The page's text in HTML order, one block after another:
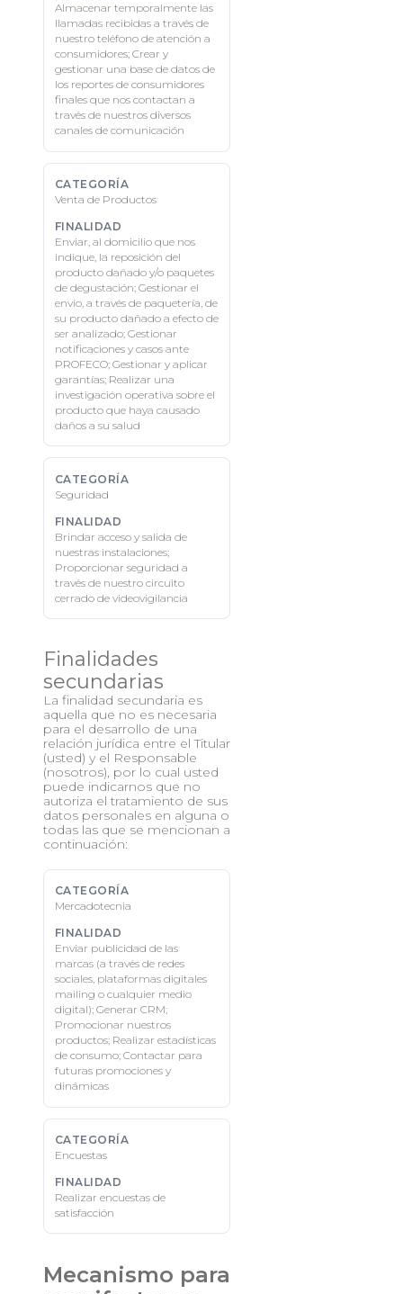
Almacenar temporalmente las
llamadas recibidas a través de
nuestro teléfono de atención a
consumidores; Crear y
gestionar una base de datos de
los reportes de consumidores
finales que nos contactan a
través de nuestros diversos
canales de comunicación
Venta de Productos
Enviar, al domicilio que nos
indique, la reposición del
producto dañado y/o paquetes
de degustación; Gestionar el
envío, a través de paquetería, de
su producto dañado a efecto de
ser analizado; Gestionar
notificaciones y casos ante
PROFECO; Gestionar y aplicar
garantías; Realizar una
investigación operativa sobre el
producto que haya causado
daños a su salud
Seguridad
Brindar acceso y salida de
nuestras instalaciones;
Proporcionar seguridad a
través de nuestro circuito
cerrado de videovigilancia
Finalidades
secundarias
La finalidad secundaria es
aquella que no es necesaria
para el desarrollo de una
relación jurídica entre el Titular
(usted) y el Responsable
(nosotros), por lo cual usted
puede indicarnos que no
autoriza el tratamiento de sus
datos personales en alguna o
todas las que se mencionan a
continuación:
Mercadotecnia
Enviar publicidad de las
marcas (a través de redes
sociales, plataformas digitales
mailing o cualquier medio
digital); Generar CRM;
Promocionar nuestros
productos; Realizar estadísticas
de consumo; Contactar para
futuras promociones y
dinámicas
Encuestas
Realizar encuestas de
satisfacción
Mecanismo para